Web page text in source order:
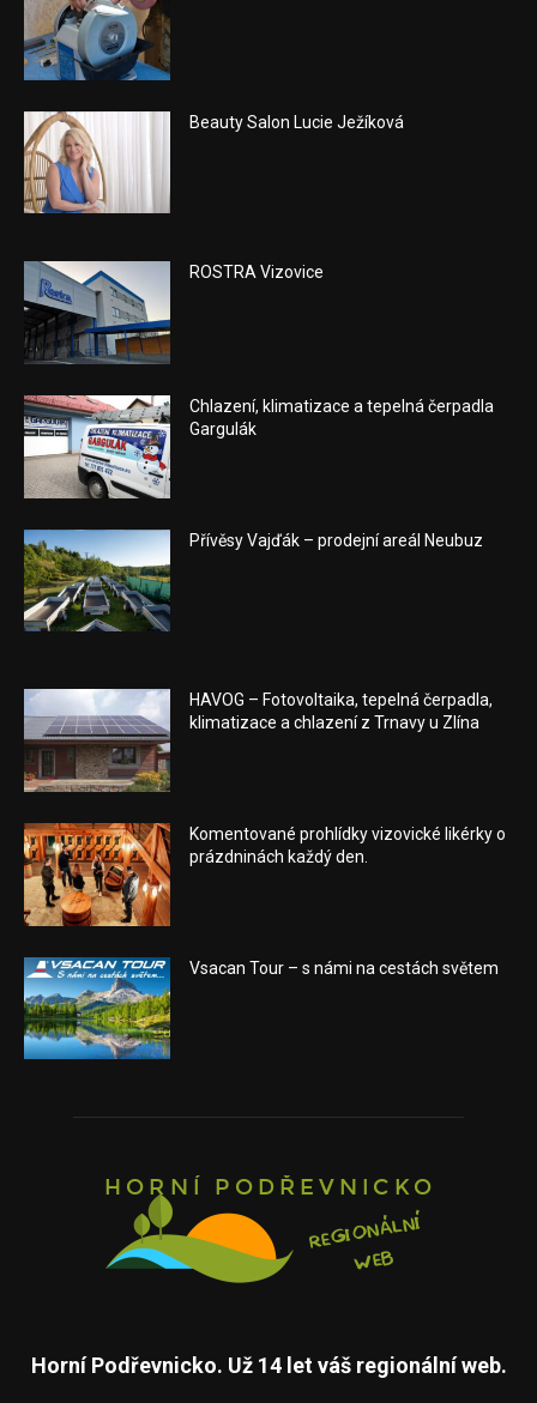
Beauty Salon Lucie Ježíková
ROSTRA Vizovice
Chlazení, klimatizace a tepelná čerpadla
Gargulák
Přívěsy Vajďák – prodejní areál Neubuz
HAVOG – Fotovoltaika, tepelná čerpadla,
klimatizace a chlazení z Trnavy u Zlína
Komentované prohlídky vizovické likérky o
prázdninách každý den.
Vsacan Tour – s námi na cestách světem
Horní Podřevnicko. Už 14 let váš regionální web.